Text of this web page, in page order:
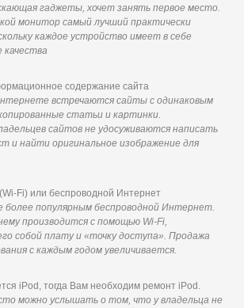
гаджеты, хочет занять первое место.
монитор самый лучший практически
каждое устройство имеет в себе
содержание сайта
встречаются сайты с одинаковым
статьи и картинки.
сайтов не удосуживаются написать
и найти оригинальное изображение для
Fi) или беспроводной Интернет
более популярным беспроводной Интернет.
производится с помощью Wi-Fi,
собой плату и «точку доступа». Продажа
с каждым годом увеличивается.
iPod, тогда Вам необходим ремонт iPod.
можно услышать о том, что у владельца не